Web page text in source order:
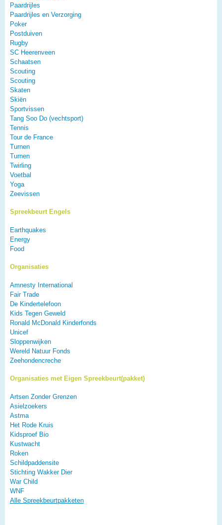
Paardrijles
Paardrijles en Verzorging
Poker
Postduiven
Rugby
SC Heerenveen
Schaatsen
Scouting
Scouting
Skaten
Skiën
Sportvissen
Tang Soo Do (vechtsport)
Tennis
Tour de France
Turnen
Turnen
Twirling
Voetbal
Yoga
Zeevissen
Spreekbeurt Engels
Earthquakes
Energy
Food
Organisaties
Amnesty International
Fair Trade
De Kindertelefoon
Kids Tegen Geweld
Ronald McDonald Kinderfonds
Unicef
Sloppenwijken
Wereld Natuur Fonds
Zeehondencreche
Organisaties met Eigen Spreekbeurt(pakket)
Artsen Zonder Grenzen
Asielzoekers
Astma
Het Rode Kruis
Kidsproef Bio
Kustwacht
Roken
Schildpaddensite
Stichting Wakker Dier
War Child
WNF
Alle Spreekbeurtpakketen